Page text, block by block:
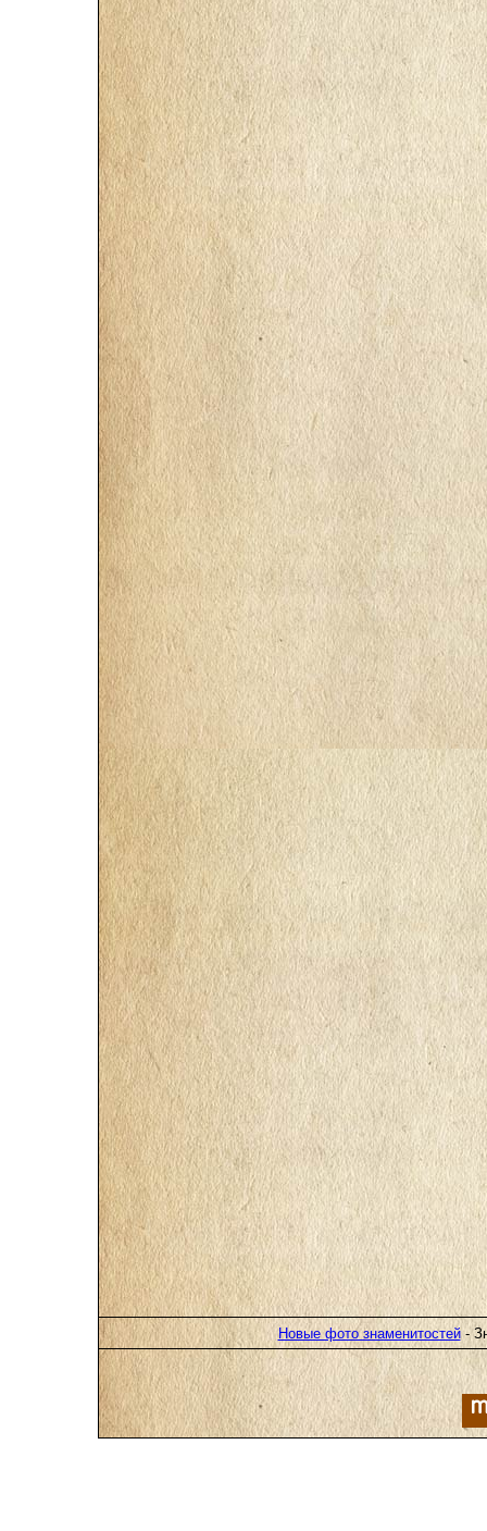
Новые фото знаменитостей-